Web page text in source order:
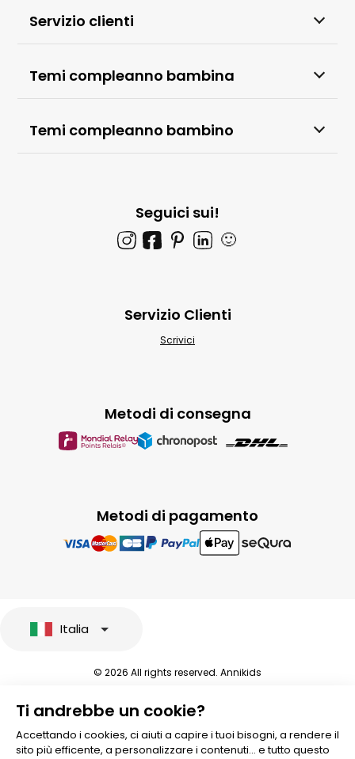
Servizio clienti
Temi compleanno bambina
Temi compleanno bambino
Seguici sui!
🙂
Metodi di pagamento
Metodi di consegna
Servizio Clienti
Scrivici
Ti andrebbe un cookie?
Accettando i cookies, ci aiuti a capire i tuoi bisogni, a rendere il
sito più efficente, a personalizzare i contenuti... e tutto questo
Italia
© 2026 All rights reserved. Annikids